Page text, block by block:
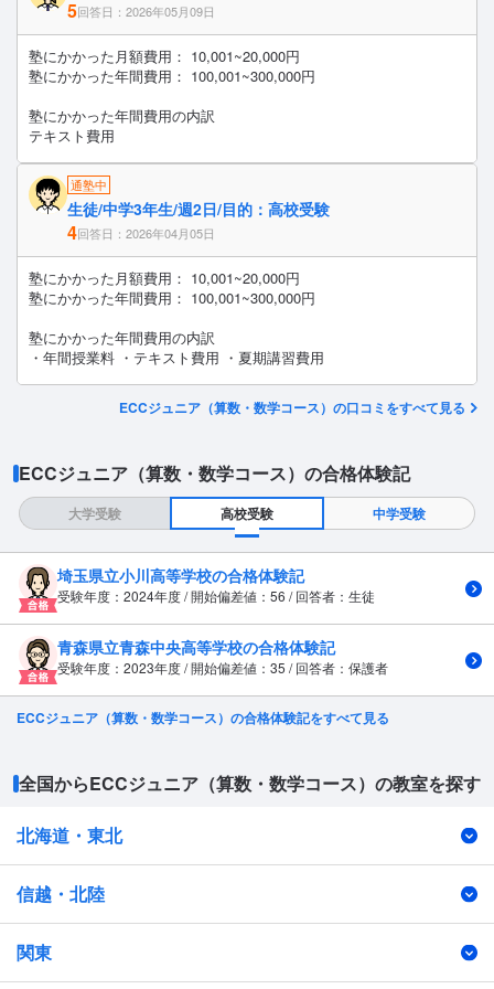
5回答日：2026年05月09日
塾にかかった月額費用： 10,001~20,000円
塾にかかった年間費用： 100,001~300,000円
塾にかかった年間費用の内訳
テキスト費用
通塾中
生徒/中学3年生/週2日/目的：高校受験
4回答日：2026年04月05日
塾にかかった月額費用： 10,001~20,000円
塾にかかった年間費用： 100,001~300,000円
塾にかかった年間費用の内訳
・年間授業料 ・テキスト費用 ・夏期講習費用
ECCジュニア（算数・数学コース）の口コミをすべて見る
ECCジュニア（算数・数学コース）の合格体験記
大学受験 高校受験 中学受験
埼玉県立小川高等学校の合格体験記
受験年度：2024年度 / 開始偏差値：56 / 回答者：生徒
青森県立青森中央高等学校の合格体験記
受験年度：2023年度 / 開始偏差値：35 / 回答者：保護者
ECCジュニア（算数・数学コース）の合格体験記をすべて見る
全国からECCジュニア（算数・数学コース）の教室を探す
北海道・東北
信越・北陸
関東